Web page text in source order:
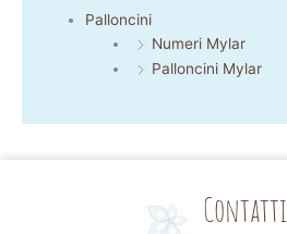
Palloncini
Numeri Mylar
Palloncini Mylar
Contatti